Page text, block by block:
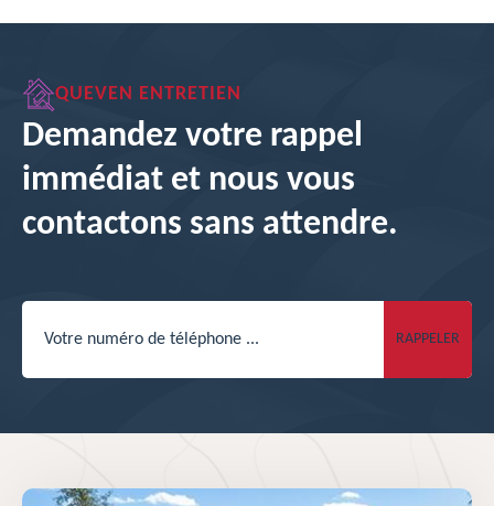
QUEVEN ENTRETIEN
Demandez votre rappel
immédiat et nous vous
contactons sans attendre.